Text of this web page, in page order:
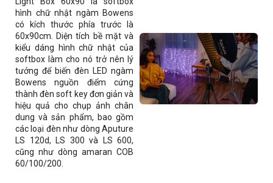
hình chữ nhật ngàm Bowens
có kích thước phía trước là
60x90cm. Diện tích bề mặt và
kiểu dáng hình chữ nhật của
softbox làm cho nó trở nên lý
tưởng để biến đèn LED ngàm
Bowens nguồn điểm cứng
thành đèn soft key đơn giản và
hiệu quả cho chụp ảnh chân
dung và sản phẩm, bao gồm
các loại đèn như dòng Aputure
LS 120d, LS 300 và LS 600,
cũng như dòng amaran COB
60/100/200.